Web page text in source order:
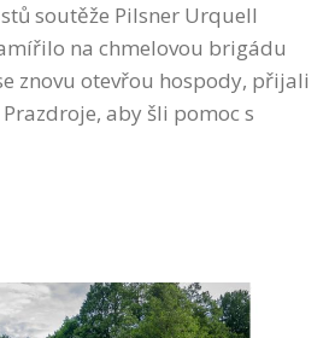
soutěže Pilsner Urquell
na chmelovou brigádu
znovu otevřou hospody, přijali
aby šli pomoc s